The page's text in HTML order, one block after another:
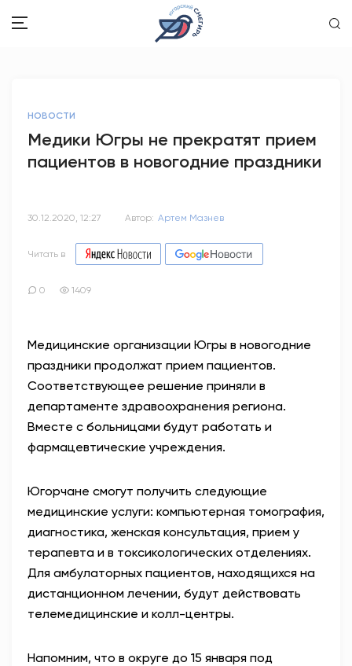
ОБРАЗОВАНИЕ
ЭТО У НАС СЕМЕЙНОЕ
АНТИТЕРРОР
НОВОСТИ
ОФИЦИАЛЬНО
94,84
НОВОСТИ
Медики Югры не прекратят прием
пациентов в новогодние праздники
30.12.2020, 12:27 Автор: Артем Мазнев
Читать в
0 1409
Медицинские организации Югры в новогодние
праздники продолжат прием пациентов.
Соответствующее решение приняли в
департаменте здравоохранения региона.
Вместе с больницами будут работать и
фармацевтические учреждения.
Югорчане смогут получить следующие
медицинские услуги: компьютерная томография,
диагностика, женская консультация, прием у
терапевта и в токсикологических отделениях.
Для амбулаторных пациентов, находящихся на
дистанционном лечении, будут действовать
телемедицинские и колл-центры.
Напомним, что в округе до 15 января под